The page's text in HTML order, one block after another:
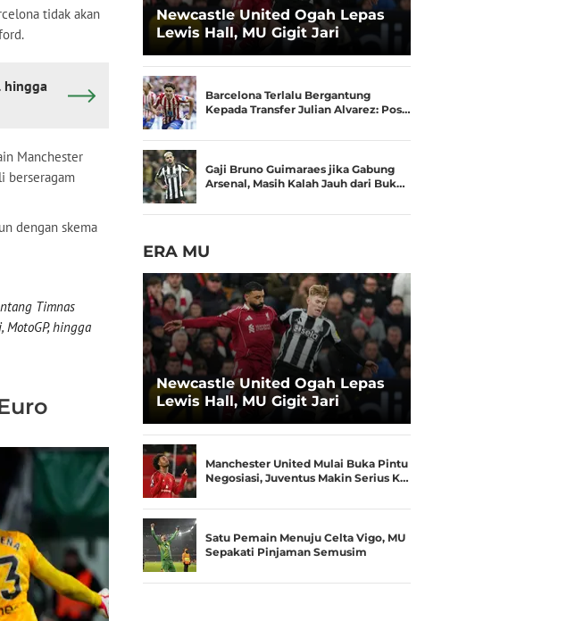
tidak akan
hingga
Manchester
berseragam
dengan skema
Timnas
MotoGP, hingga
Newcastle United Ogah Lepas
Lewis Hall, MU Gigit Jari
Barcelona Terlalu Bergantung
Kepada Transfer Julian Alvarez: Pos…
Gaji Bruno Guimaraes jika Gabung
Arsenal, Masih Kalah Jauh dari Buk…
ERA MU
Newcastle United Ogah Lepas
Lewis Hall, MU Gigit Jari
Manchester United Mulai Buka Pintu
Negosiasi, Juventus Makin Serius K…
Satu Pemain Menuju Celta Vigo, MU
Sepakati Pinjaman Semusim